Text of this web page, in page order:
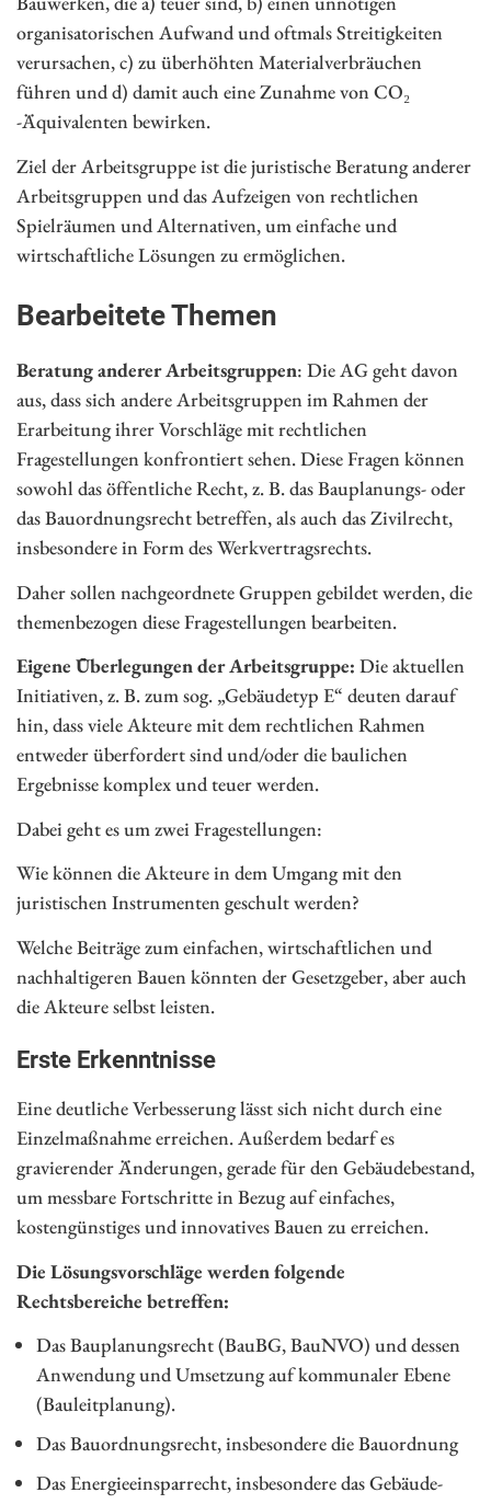
organisatorischen Aufwand und oftmals Streitigkeiten
verursachen, c) zu überhöhten Materialverbräuchen
führen und d) damit auch eine Zunahme von CO₂
-Äquivalenten bewirken.
Ziel der Arbeitsgruppe ist die juristische Beratung anderer
Arbeitsgruppen und das Aufzeigen von rechtlichen
Spielräumen und Alternativen, um einfache und
wirtschaftliche Lösungen zu ermöglichen.
Bearbeitete Themen
Beratung anderer Arbeitsgruppen: Die AG geht davon
aus, dass sich andere Arbeitsgruppen im Rahmen der
Erarbeitung ihrer Vorschläge mit rechtlichen
Fragestellungen konfrontiert sehen. Diese Fragen können
sowohl das öffentliche Recht, z. B. das Bauplanungs- oder
das Bauordnungsrecht betreffen, als auch das Zivilrecht,
insbesondere in Form des Werkvertragsrechts.
Daher sollen nachgeordnete Gruppen gebildet werden, die
themenbezogen diese Fragestellungen bearbeiten.
Eigene Überlegungen der Arbeitsgruppe: Die aktuellen
Initiativen, z. B. zum sog. „Gebäudetyp E“ deuten darauf
hin, dass viele Akteure mit dem rechtlichen Rahmen
entweder überfordert sind und/oder die baulichen
Ergebnisse komplex und teuer werden.
Dabei geht es um zwei Fragestellungen:
Wie können die Akteure in dem Umgang mit den
juristischen Instrumenten geschult werden?
Welche Beiträge zum einfachen, wirtschaftlichen und
nachhaltigeren Bauen könnten der Gesetzgeber, aber auch
die Akteure selbst leisten.
Erste Erkenntnisse
Eine deutliche Verbesserung lässt sich nicht durch eine
Einzelmaßnahme erreichen. Außerdem bedarf es
gravierender Änderungen, gerade für den Gebäudebestand,
um messbare Fortschritte in Bezug auf einfaches,
kostengünstiges und innovatives Bauen zu erreichen.
Die Lösungsvorschläge werden folgende
Rechtsbereiche betreffen:
Das Bauplanungsrecht (BauBG, BauNVO) und dessen
Anwendung und Umsetzung auf kommunaler Ebene
(Bauleitplanung).
Das Bauordnungsrecht, insbesondere die Bauordnung
Das Energieeinsparrecht, insbesondere das Gebäude-